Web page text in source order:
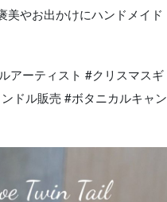
美やお出かけにハンドメイド
アーティスト #クリスマスギ
ドル販売 #ボタニカルキャン